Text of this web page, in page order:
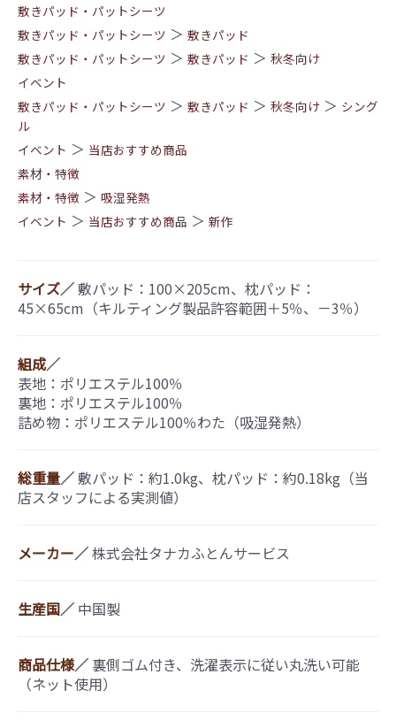
敷きパッド・パットシーツ
敷きパッド・パットシーツ ＞ 敷きパッド
敷きパッド・パットシーツ ＞ 敷きパッド ＞ 秋冬向け
イベント
敷きパッド・パットシーツ ＞ 敷きパッド ＞ 秋冬向け ＞ シング
ル
イベント ＞ 当店おすすめ商品
素材・特徴
素材・特徴 ＞ 吸湿発熱
イベント ＞ 当店おすすめ商品 ＞ 新作
サイズ／敷パッド：100×205cm、枕パッド：
45×65cm（キルティング製品許容範囲＋5％、－3％）
組成／
表地：ポリエステル100％
裏地：ポリエステル100％
詰め物：ポリエステル100％わた（吸湿発熱）
総重量／敷パッド：約1.0kg、枕パッド：約0.18kg（当
店スタッフによる実測値）
メーカー／株式会社タナカふとんサービス
生産国／ 中国製
商品仕様／ 裏側ゴム付き、洗濯表示に従い丸洗い可能
（ネット使用）